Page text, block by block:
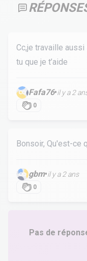
Cc,je travaille
tu que je t’aide
Fafa76•il y a 2
0
Bonsoir, Qu'est-ce
gbm•il y a 2 ans
0
Pas de